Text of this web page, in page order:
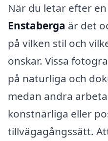
När du letar efter en
Enstaberga är det
på vilken stil och
önskar. Vissa
på naturliga och
medan andra
konstnärliga eller
tillvägagångssätt.